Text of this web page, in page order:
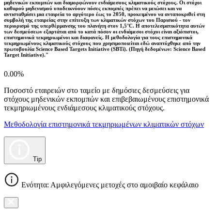
μηδενικών εκπομπών και διαμορφώνουν ενδιάμεσους κλιματικούς στόχους. Οι στόχοι
καθαρού μηδενισμού υποδεικνύουν πόσες εκπομπές πρέπει να μειώσει και να
αντισταθμίσει μια εταιρεία το αργότερο έως το 2050, προκειμένου να ανταποκριθεί στη
συμβολή της εταιρείας στην επίτευξη των κλιματικών στόχων του Παρισιού - τον
περιορισμό της υπερθέρμανσης του πλανήτη στον 1,5°C. Η αποτελεσματικότητα αυτών
των δεσμεύσεων εξαρτάται από το κατά πόσον οι ενδιάμεσοι στόχοι είναι αξιόπιστοι,
επιστημονικά τεκμηριωμένοι και διαφανείς. Η μεθοδολογία για τους επιστημονικά
τεκμηριωμένους κλιματικούς στόχους που χρησιμοποιείται εδώ αναπτύχθηκε από την
πρωτοβουλία Science Based Targets Initiative (SBTi). (Πηγή δεδομένων: Science Based
Target Initiative)."
0.00%
Ποσοστό εταιρειών στο ταμείο με δημόσιες δεσμεύσεις για
στόχους μηδενικών εκπομπών και επιβεβαιωμένους επιστημονικά
τεκμηριωμένους ενδιάμεσους κλιματικούς στόχους.
Μεθοδολογία επιστημονικά τεκμηριωμένων κλιματικών στόχων
Tip
Ενότητα: Αμφιλεγόμενες μετοχές στο αμοιβαίο κεφάλαιο